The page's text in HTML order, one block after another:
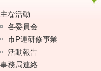
主な活動
各委員会
市P連研修事業
活動報告
事務局連絡